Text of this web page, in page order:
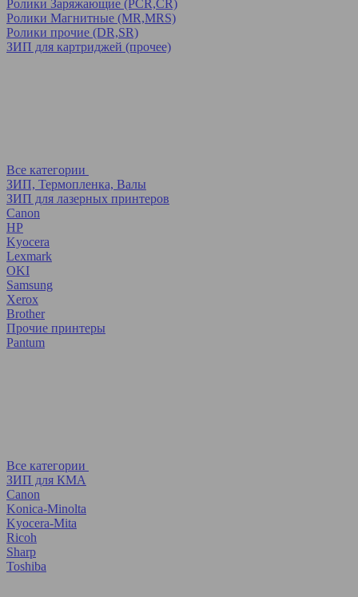
Ролики Заряжающие (PCR,CR)
Ролики Магнитные (MR,MRS)
Ролики прочие (DR,SR)
ЗИП для картриджей (прочее)
Все категории
ЗИП, Термопленка, Валы
ЗИП для лазерных принтеров
Canon
HP
Kyocera
Lexmark
OKI
Samsung
Xerox
Brother
Прочие принтеры
Pantum
Все категории
ЗИП для КМА
Canon
Konica-Minolta
Kyocera-Mita
Ricoh
Sharp
Toshiba